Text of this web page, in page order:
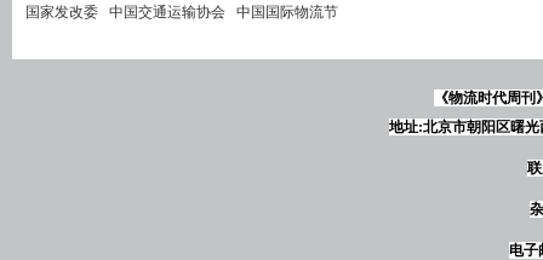
国家发改委 中国交通运输协会 中国国际物流节
《物流时代周
地址:北京市朝阳区曙光
电子